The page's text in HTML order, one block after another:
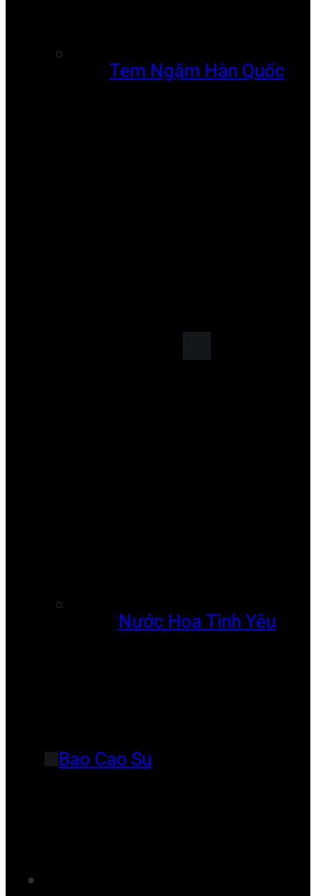
Tem Ngậm Hàn Quốc
Nước Hoa Tình Yêu
Bao Cao Su